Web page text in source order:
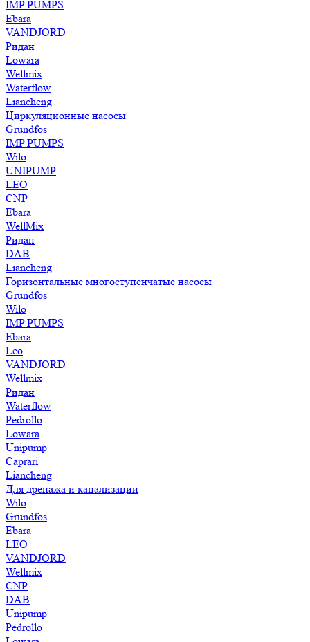
IMP PUMPS
Ebara
VANDJORD
Ридан
Lowara
Wellmix
Waterflow
Liancheng
Циркуляционные насосы
Grundfos
IMP PUMPS
Wilo
UNIPUMP
LEO
CNP
Ebara
WellMix
Ридан
DAB
Liancheng
Горизонтальные многоступенчатые насосы
Grundfos
Wilo
IMP PUMPS
Ebara
Leo
VANDJORD
Wellmix
Ридан
Waterflow
Pedrollo
Lowara
Unipump
Caprari
Liancheng
Для дренажа и канализации
Wilo
Grundfos
Ebara
LEO
VANDJORD
Wellmix
CNP
DAB
Unipump
Pedrollo